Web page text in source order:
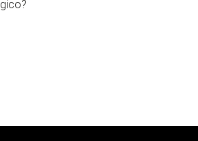
realizadas por empresas